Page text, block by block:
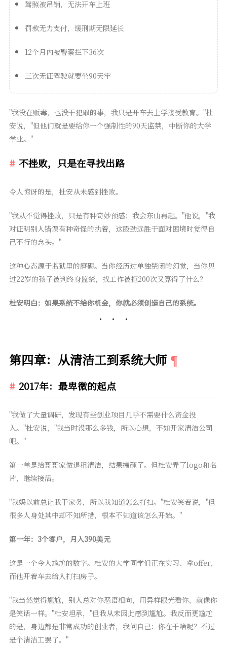
驾照被吊销，无法开车上班
罚款无力支付，缓刑期无限延长
12个月内被警察拦下36次
三次无证驾驶就要坐90天牢
"我没在贩毒，也没干犯罪的事，我只是开车去上学接受教育。"杜
安说，"但他们就是要给你一个强制性的90天监禁，中断你的大学
学业。"
不挫败，只是在寻找出路
令人惊讶的是，杜安从未感到挫败。
"我从不觉得挫败，只是有种奇妙预感：我会东山再起。"他说，"我
对证明别人错误有种奇怪的执着，这股劲远胜于面对困境时觉得自
己不行的念头。"
这种心态源于监狱里的磨砺。当你经历过单独禁闭的幻觉，当你见
过22岁的孩子被判终身监禁，找工作被拒200次又算得了什么？
杜安明白：如果系统不给你机会，你就必须创造自己的系统。
第四章：从清洁工到系统大师
2017年：最卑微的起点
"我做了大量调研，发现有些创业项目几乎不需要什么资金投
入。"杜安说，"我当时没那么多钱，所以心想，不如开家清洁公司
吧。"
第一单是给哥哥家做退租清洁，结果搞砸了。但杜安弄了logo和名
片，继续接活。
"我妈以前总让我干家务，所以我知道怎么打扫。"杜安笑着说，"但
很多人身处其中却不知所措，根本不知道该怎么开始。"
第一年：3个客户，月入390美元
这是一个令人尴尬的数字。杜安的大学同学们正在实习、拿offer，
而他开着车去给人打扫房子。
"我当然觉得尴尬，别人总对你恶语相向，用异样眼光看你，就像你
是笑话一样。"杜安坦承，"但我从未因此感到尴尬。我反而更尴尬
的是，身边都是非常成功的创业者，我问自己：你在干啥呢？不过
是个清洁工罢了。"